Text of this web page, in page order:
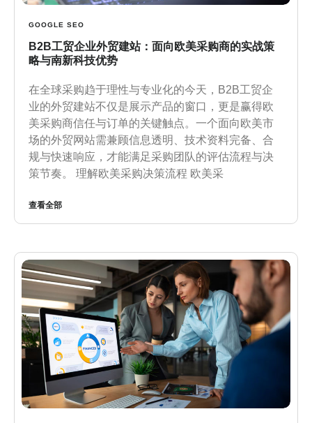
GOOGLE SEO
B2B工贸企业外贸建站：面向欧美采购商的实战策
略与南新科技优势
在全球采购趋于理性与专业化的今天，B2B工贸企
业的外贸建站不仅是展示产品的窗口，更是赢得欧
美采购商信任与订单的关键触点。一个面向欧美市
场的外贸网站需兼顾信息透明、技术资料完备、合
规与快速响应，才能满足采购团队的评估流程与决
策节奏。 理解欧美采购决策流程 欧美采
查看全部